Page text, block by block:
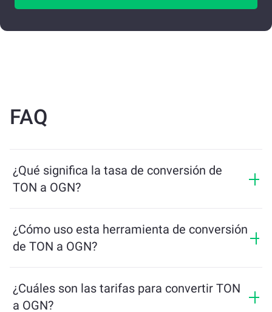
FAQ
¿Qué significa la tasa de conversión de
TON a OGN?
a cambio de TON. Esta tasa fluctúa según las
condiciones del mercado, la oferta y la demanda, y la
¿Cómo uso esta herramienta de conversión
de TON a OGN?
intercambiar, y la herramienta calculará la cantidad
estimada de OGN que recibirás. Luego, sigue los pasos
¿Cuáles son las tarifas para convertir TON
a OGN?